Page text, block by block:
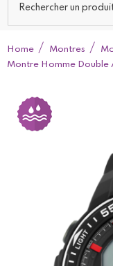
Home Montres
Montre Homme